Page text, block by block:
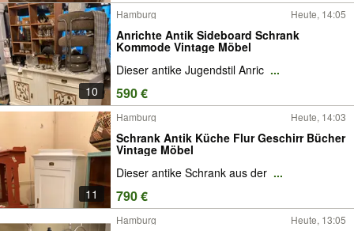
10
Hamburg Heute, 14:05
Anrichte Antik Sideboard Schrank
Kommode Vintage Möbel
Dieser antike Jugendstil Anric ...
590 €
11
Hamburg Heute, 14:03
Schrank Antik Küche Flur Geschirr Bücher
Vintage Möbel
Dieser antike Schrank aus der ...
790 €
Hamburg Heute, 13:05